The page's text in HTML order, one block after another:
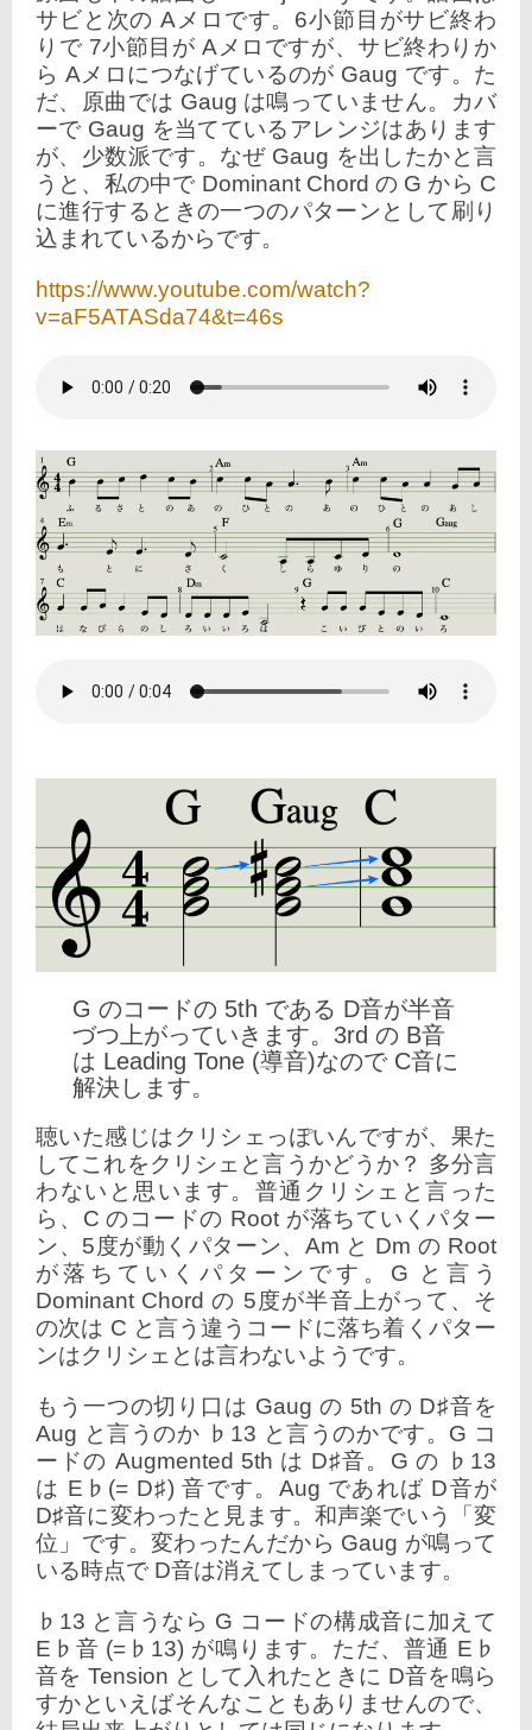
サビと次の Aメロです。6小節目がサビ終わ
りで 7小節目が Aメロですが、サビ終わりか
ら Aメロにつなげているのが Gaug です。た
だ、原曲では Gaug は鳴っていません。カバ
ーで Gaug を当てているアレンジはあります
が、少数派です。なぜ Gaug を出したかと言
うと、私の中で Dominant Chord の G から C
に進行するときの一つのパターンとして刷り
込まれているからです。
https://www.youtube.com/watch?
v=aF5ATASda74&t=46s
G のコードの 5th である D音が半音
づつ上がっていきます。3rd の B音
は Leading Tone (導音)なので C音に
解決します。
聴いた感じはクリシェっぽいんですが、果た
してこれをクリシェと言うかどうか？ 多分言
わないと思います。普通クリシェと言った
ら、C のコードの Root が落ちていくパター
ン、5度が動くパターン、Am と Dm の Root
が落ちていくパターンです。G と言う
Dominant Chord の 5度が半音上がって、そ
の次は C と言う違うコードに落ち着くパター
ンはクリシェとは言わないようです。
もう一つの切り口は Gaug の 5th の D♯音を
Aug と言うのか ♭13 と言うのかです。G コ
ードの Augmented 5th は D♯音。G の ♭13
は E♭(= D♯) 音です。Aug であれば D音が
D♯音に変わったと見ます。和声楽でいう「変
位」です。変わったんだから Gaug が鳴って
いる時点で D音は消えてしまっています。
♭13 と言うなら G コードの構成音に加えて
E♭音 (=♭13) が鳴ります。ただ、普通 E♭
音を Tension として入れたときに D音を鳴ら
すかといえばそんなこともありませんので、